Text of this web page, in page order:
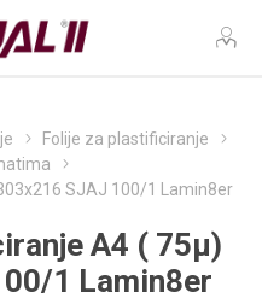
Folije za plastificiranje
SJAJ 100/1 Lamin8er
A4 ( 75µ)
1 Lamin8er